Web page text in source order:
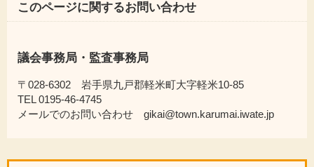
このページに関するお問い合わせ
議会事務局・監査事務局
〒028-6302 岩手県九戸郡軽米町大字軽米10-85
TEL 0195-46-4745
メールでのお問い合わせ gikai@town.karumai.iwate.jp